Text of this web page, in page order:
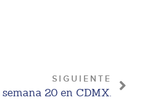
SIGUIENTE
20 en CDMX.